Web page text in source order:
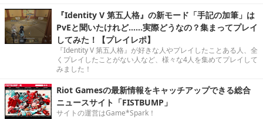
『Identity V 第五人格』の新モード「手記の加筆」は
PvEと聞いたけれど……実際どうなの？集まってプレイ
してみた！【プレイレポ】
『Identity V 第五人格』が好きな人やプレイしたことある人、全
くプレイしたことがない人など、様々な4人を集めてプレイして
みました！
Riot Gamesの最新情報をキャッチアップできる総合
ニュースサイト「FISTBUMP」
サイトの運営はGame*Spark！